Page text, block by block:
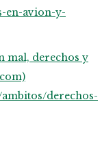
en-avion-y-
mal, derechos y
ambitos/derechos-